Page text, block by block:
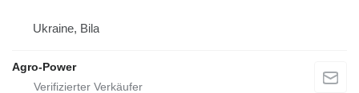
Ukraine, Bila
Agro-Power